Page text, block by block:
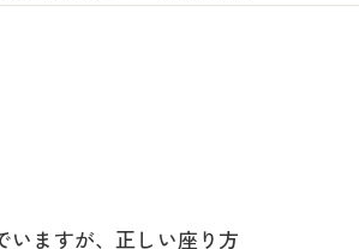
いますが、正しい座り方